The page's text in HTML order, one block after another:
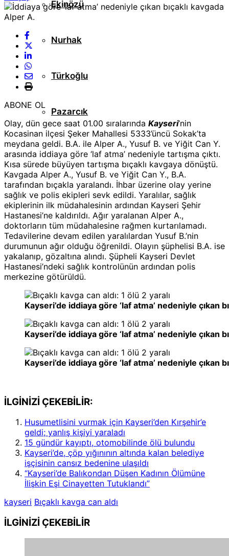
Ekinözü
Nurhak
Türkoğlu
Pazarcık
ABONE OL
Olay, dün gece saat 01.00 sıralarında Kayseri’nin
Kocasinan ilçesi Şeker Mahallesi 5333’üncü Sokak’ta
meydana geldi. B.A. ile Alper A., Yusuf B. ve Yiğit Can Y.
arasında iddiaya göre ‘laf atma’ nedeniyle tartışma çıktı.
Kısa sürede büyüyen tartışma bıçaklı kavgaya dönüştü.
Kavgada Alper A., Yusuf B. ve Yiğit Can Y., B.A.
tarafından bıçakla yaralandı. İhbar üzerine olay yerine
sağlık ve polis ekipleri sevk edildi. Yaralılar, sağlık
ekiplerinin ilk müdahalesinin ardından Kayseri Şehir
Hastanesi’ne kaldırıldı. Ağır yaralanan Alper A.,
doktorların tüm müdahalesine rağmen kurtarılamadı.
Tedavilerine devam edilen yaralılardan Yusuf B.’nin
durumunun ağır olduğu öğrenildi. Olayın şüphelisi B.A. ise
yakalanıp, gözaltına alındı. Şüpheli Kayseri Devlet
Hastanesi’ndeki sağlık kontrolünün ardından polis
merkezine götürüldü.
Kayseri’de iddiaya göre ‘laf atma’ nedeniyle çıkan
Kayseri’de iddiaya göre ‘laf atma’ nedeniyle çıkan
Kayseri’de iddiaya göre ‘laf atma’ nedeniyle çıkan
İLGİNİZİ ÇEKEBİLİR:
Husumetlisini vurmak için Kayseri’den Kırşehir’e
geldi; yanlış kişiyi yaraladı
15 gündür kayıptı, otomobilinde ölü bulundu
Kayseri’de, çöp yığınının altında kalan belediye
işçisinin cansız bedenine ulaşıldı
“Kayseri’de Balıkondan Düşen Kadının Ölümüne
İlişkin Eşi Cinayetten Tutuklandı”
kayseri Bıçaklı kavga can aldı
İLGİNİZİ ÇEKEBİLİR